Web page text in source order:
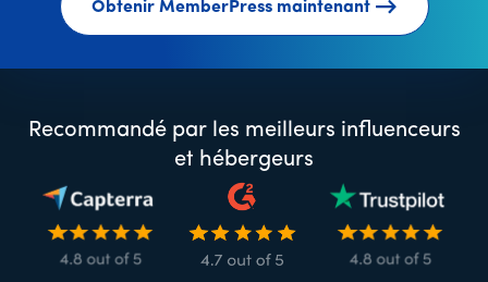
Obtenir MemberPress maintenant
Recommandé par les meilleurs influenceurs
et hébergeurs